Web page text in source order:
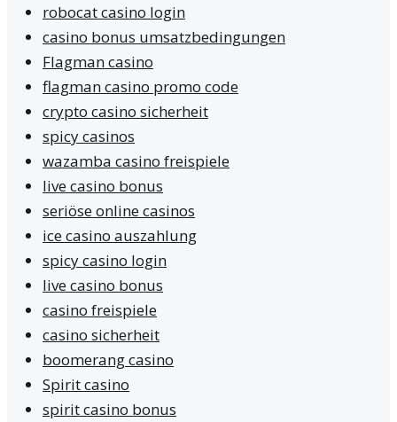
robocat casino login
casino bonus umsatzbedingungen
Flagman casino
flagman casino promo code
crypto casino sicherheit
spicy casinos
wazamba casino freispiele
live casino bonus
seriöse online casinos
ice casino auszahlung
spicy casino login
live casino bonus
casino freispiele
casino sicherheit
boomerang casino
Spirit casino
spirit casino bonus